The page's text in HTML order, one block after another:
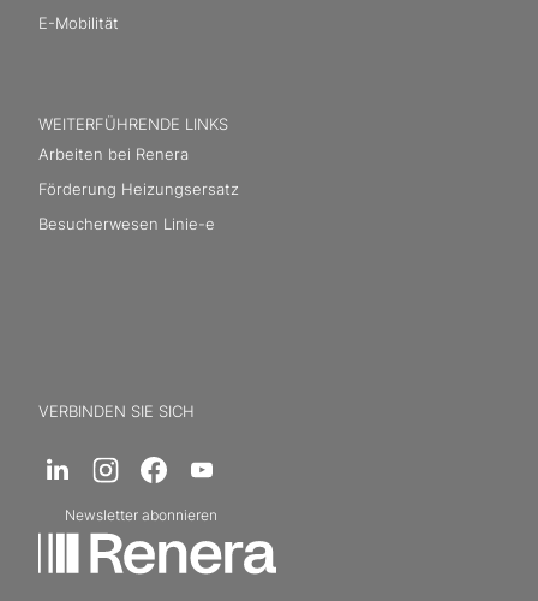
E-Mobilität
WEITERFÜHRENDE LINKS
Arbeiten bei Renera
Förderung Heizungsersatz
Besucherwesen Linie-e
VERBINDEN SIE SICH
Newsletter abonnieren